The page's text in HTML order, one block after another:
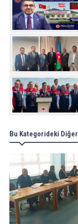
Bu Kategorideki